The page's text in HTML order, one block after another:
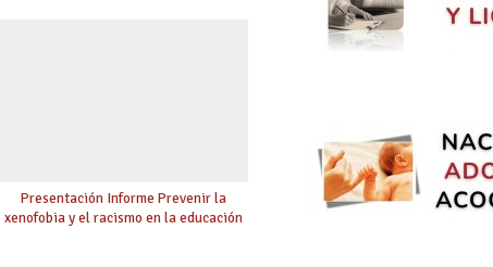
Presentación Informe Prevenir la
xenofobia y el racismo en la educación